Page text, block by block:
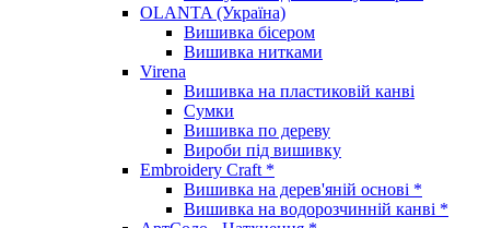
OLANTA (Україна)
Вишивка бісером
Вишивка нитками
Virena
Вишивка на пластиковій канві
Сумки
Вишивка по дереву
Вироби під вишивку
Embroidery Craft *
Вишивка на дерев'яній основі *
Вишивка на водорозчинній канві *